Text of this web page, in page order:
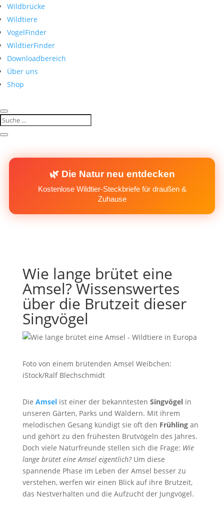
Wildbrücke
Wildtiere
VogelFinder
WildtierFinder
Downloadbereich
Über uns
Shop
🌿 Die Natur neu entdecken
Kostenlose Wildtier-Steckbriefe für draußen &
Zuhause
Wie lange brütet eine
Amsel? Wissenswertes
über die Brutzeit dieser
Singvögel
Foto von einem brütenden Amsel Weibchen:
iStock/Ralf Blechschmidt
Die Amselist einer der bekanntesten Singvögelin
unseren Gärten, Parks und Wäldern. Mit ihrem
melodischen Gesang kündigt sie oft den Frühlingan
und gehört zu den frühesten Brutvögeln des Jahres.
Doch viele Naturfreunde stellen sich die Frage: Wie
lange brütet eine Amsel eigentlich?Um diese
spannende Phase im Leben der Amsel besser zu
verstehen, werfen wir einen Blick auf ihre Brutzeit,
das Nestverhalten und die Aufzucht der Jungvögel.